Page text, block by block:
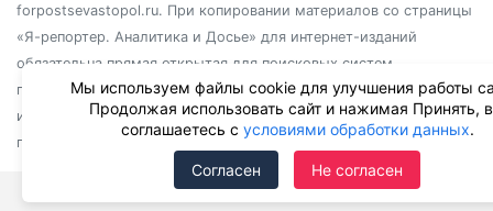
forpostsevastopol.ru. При копировании материалов со страницы
«Я-репортер. Аналитика и Досье» для интернет-изданий
обязательна прямая открытая для поисковых систем
гиперссылка. Независимо от полного или частичного
использования материалов, ссылка должна быть размещена в
подзаголовке или первом абзаце материала.
Мы используем файлы cookie для улучшения работы
Продолжая использовать сайт и нажимая Принять,
соглашаетесь с условиями обработки данных.
Согласен Не согласен